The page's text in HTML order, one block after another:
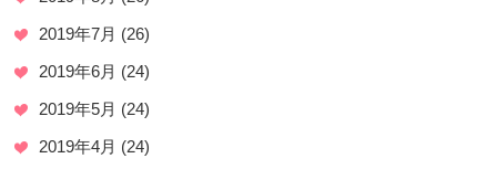
2019年7月 (26)
2019年6月 (24)
2019年5月 (24)
2019年4月 (24)